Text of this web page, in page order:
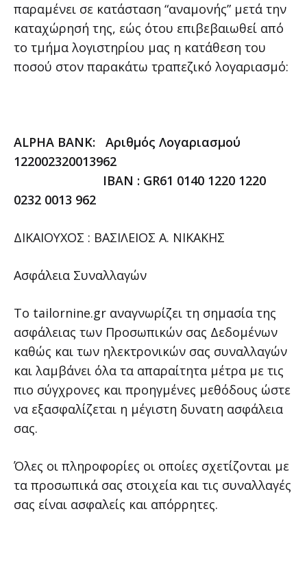
παραμένει σε κατάσταση “αναμονής” μετά την
καταχώρησή της, εώς ότου επιβεβαιωθεί από
το τμήμα λογιστηρίου μας η κατάθεση του
ποσού στον παρακάτω τραπεζικό λογαριασμό:
ALPHA BANK: Αριθμός Λογαριασμού
122002320013962
ΙΒΑΝ : GR61 0140 1220 1220
0232 0013 962
ΔΙΚΑΙΟΥΧΟΣ : ΒΑΣΙΛΕΙΟΣ Α. ΝΙΚΑΚΗΣ
Ασφάλεια Συναλλαγών
Το tailornine.gr αναγνωρίζει τη σημασία της
ασφάλειας των Προσωπικών σας Δεδομένων
καθώς και των ηλεκτρονικών σας συναλλαγών
και λαμβάνει όλα τα απαραίτητα μέτρα με τις
πιο σύγχρονες και προηγμένες μεθόδους ώστε
να εξασφαλίζεται η μέγιστη δυνατη ασφάλεια
σας.
Όλες οι πληροφορίες οι οποίες σχετίζονται με
τα προσωπικά σας στοιχεία και τις συναλλαγές
σας είναι ασφαλείς και απόρρητες.